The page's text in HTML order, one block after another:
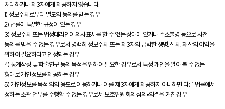
처리하거나 제3자에게 제공하지 않습니다.
1) 정보주체로부터 별도의 동의를 받는 경우
2) 법률에 특별한 규정이 있는 경우
3) 정보주체 또는 법정대리인이 의사표시를 할 수 없는 상태에 있거나 주소불명 등으로 사전
동의를 받을 수 없는 경우로서 명백히 정보주체 또는 제3자의 급박한 생명, 신체, 재산의 이익을
위하여 필요하다고 인정되는 경우
4) 통계작성 및 학술연구 등의 목적을 위하여 필요한 경우로서 특정 개인을 알아 볼 수 없는
형태로 개인정보를 제공하는 경우
5) 개인정보를 목적 외의 용도로 이용하거나 이를 제3자에게 제공하지 아니하면 다른 법률에서
정하는 소관 업무를 수행할 수 없는 경우로서 보호위원회의 심의•의결을 거친 경우